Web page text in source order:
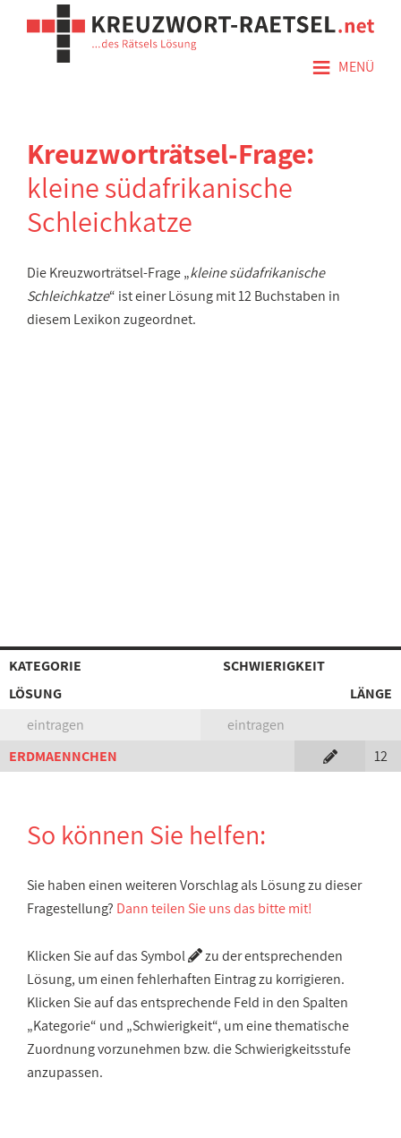
≡ MENÜ
Kreuzworträtsel-Frage:
kleine südafrikanische
Schleichkatze
Die Kreuzworträtsel-Frage „kleine südafrikanische
Schleichkatze“ ist einer Lösung mit 12 Buchstaben in
diesem Lexikon zugeordnet.
KATEGORIE
SCHWIERIGKEIT
LÖSUNG
LÄNGE
eintragen
eintragen
ERDMAENNCHEN
12
So können Sie helfen:
Sie haben einen weiteren Vorschlag als Lösung zu dieser
Fragestellung? Dann teilen Sie uns das bitte mit!
Klicken Sie auf das Symbol
zu der entsprechenden
Lösung, um einen fehlerhaften Eintrag zu korrigieren.
Klicken Sie auf das entsprechende Feld in den Spalten
„Kategorie“ und „Schwierigkeit“, um eine thematische
Zuordnung vorzunehmen bzw. die Schwierigkeitsstufe
anzupassen.